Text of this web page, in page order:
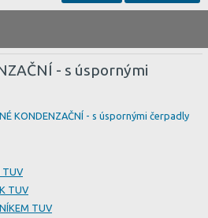
- s úspornými
KONDENZAČNÍ - s úspornými čerpadly
TUV
TUV
TUV